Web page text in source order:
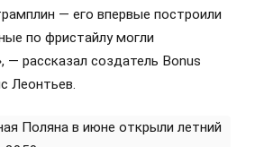
— его впервые построили
по фристайлу могли
— рассказал создатель Bonus
Леонтьев.